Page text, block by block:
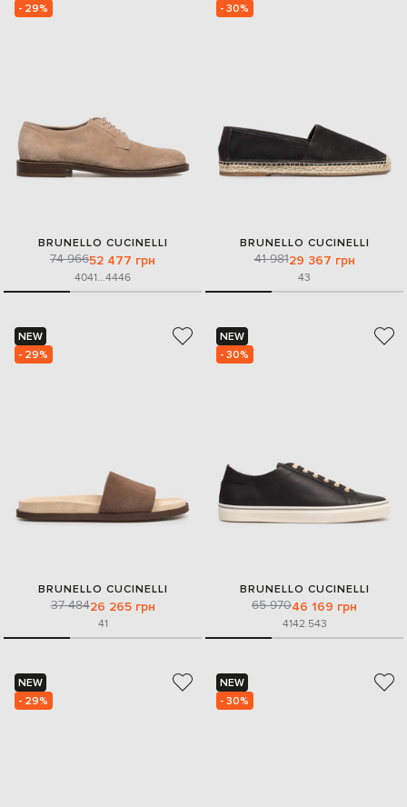
- 29%
BRUNELLO CUCINELLI
74 96652 477 грн
4041...4446
- 30%
BRUNELLO CUCINELLI
41 98129 367 грн
43
NEW
- 29%
BRUNELLO CUCINELLI
37 48426 265 грн
41
NEW
- 30%
BRUNELLO CUCINELLI
65 97046 169 грн
4142.543
NEW
- 29%
NEW
- 30%